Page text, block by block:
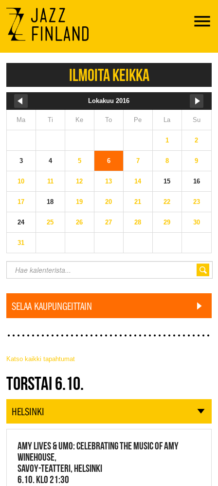
Menu
ILMOITA KEIKKA
Lokakuu 2016
Ma Ti Ke To Pe La Su
1 2
3 4 5 6 7 8 9
10 11 12 13 14 15 16
17 18 19 20 21 22 23
24 25 26 27 28 29 30
31
SELAA KAUPUNGEITTAIN
Katso kaikki tapahtumat
JAZZ FINLAND LIVE
TORSTAI 6.10.
HELSINKI
AMY LIVES & UMO: CELEBRATING THE MUSIC OF AMY
WINEHOUSE,
SAVOY-TEATTERI, HELSINKI
6.10. KLO 21:30